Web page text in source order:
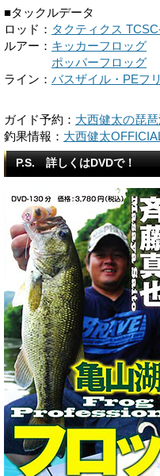
■タックルデータ
ロッド： タクティクス
ルアー： キッカーフロッグ
ポッパーフロッグ
ライン： バスザイル・PEフ
ガイド予約： 大西健太の琵
釣果情報： 大西健太
P.S. 詳しくはDVDで！